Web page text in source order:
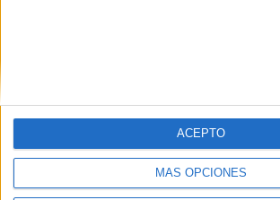
MÁS OPCIONES
ACEPTO
Y como regalo de agradecimiento, por
gratis una copia de nuestro ebook con 100
primer año de universidad